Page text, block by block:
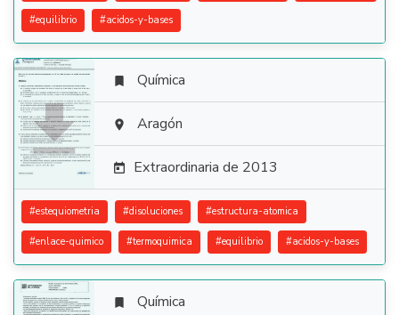
#equilibrio #acidos-y-bases

 Química
 Aragón
 Extraordinaria de 2013
#estequiometria #disoluciones #estructura-atomica
#enlace-quimico #termoquimica #equilibrio #acidos-y-bases
 Química